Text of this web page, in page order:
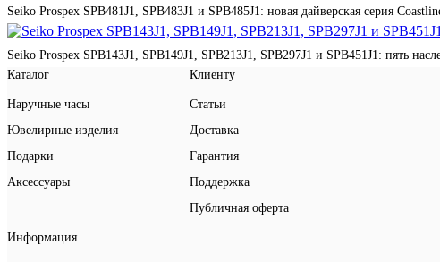
Seiko Prospex SPB481J1, SPB483J1 и SPB485J1: новая дайверская серия
Seiko Prospex SPB143J1, SPB149J1, SPB213J1, SPB297J1 и SPB451J1: пять
Каталог
Наручные часы
Ювелирные изделия
Подарки
Аксессуары
Клиенту
Статьи
Доставка
Гарантия
Поддержка
Публичная оферта
Информация